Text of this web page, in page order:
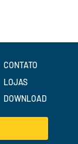
CONTATO
LOJAS
DOWNLOAD